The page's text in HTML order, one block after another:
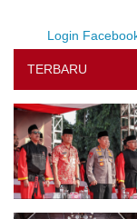
Login
TERBARU